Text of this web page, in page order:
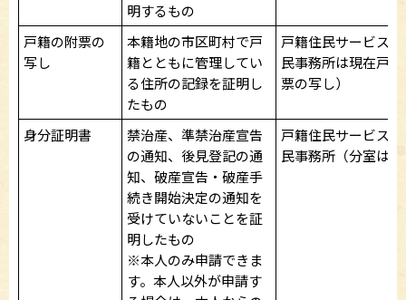
明するもの
戸籍の附票の
写し
本籍地の市区町村で戸
籍とともに管理してい
る住所の記録を証明し
たもの
戸籍住民サービス
民事務所は現在戸
票の写し）
身分証明書
禁治産、準禁治産宣告
の通知、後見登記の通
知、破産宣告・破産手
続き開始決定の通知を
受けていないことを証
明したもの
※本人のみ申請できま
す。本人以外が申請す
戸籍住民サービス
民事務所（分室は